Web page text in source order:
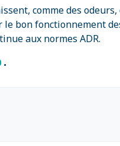
comme des
bon fonctionnement
aux normes ADR.
.